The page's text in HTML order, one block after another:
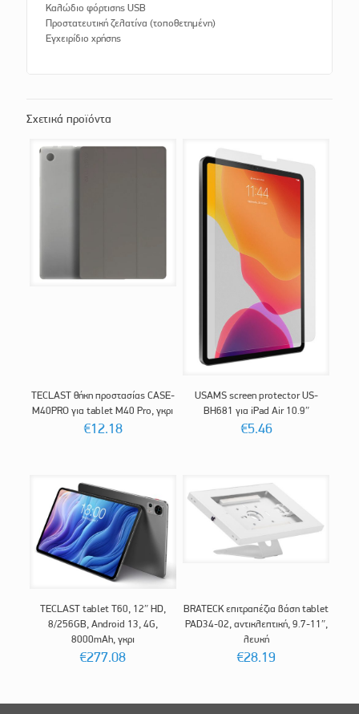
Καλώδιο φόρτισης USB
Προστατευτική ζελατίνα (τοποθετημένη)
Εγχειρίδιο χρήσης
Σχετικά προϊόντα
TECLAST θήκη προστασίας CASE-
M40PRO για tablet M40 Pro, γκρι
€12.18
USAMS screen protector US-
BH681 για iPad Air 10.9″
€5.46
TECLAST tablet T60, 12″ HD,
8/256GB, Android 13, 4G,
8000mAh, γκρι
€277.08
BRATECK επιτραπέζια βάση tablet
PAD34-02, αντικλεπτική, 9.7-11″,
λευκή
€28.19